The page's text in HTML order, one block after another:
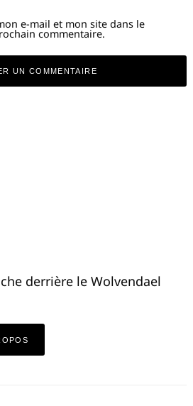
e-mail et mon site dans le
commentaire.
derrière le Wolvendael